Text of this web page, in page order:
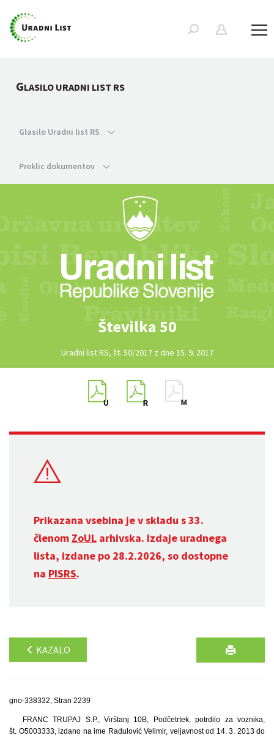
GLASILO URADNI LIST RS
Glasilo Uradni list RS
Preklic dokumentov
Številka 50
Uradni list RS, št. 50/2017 z dne 15. 9. 2017
Prikazana vsebina je v skladu s 33.
členom ZoUL arhivska. Izdaje uradnega
lista, izdane po 28.2.2026, so dostopne
na PISRS.
KAZALO
gno-338332, Stran 2239
FRANC TRUPAJ S.P., Virštanj 10B, Podčetrtek, potrdilo za voznika,
št. O5003333, izdano na ime Radulović Velimir, veljavnost od 14. 3. 2013 do